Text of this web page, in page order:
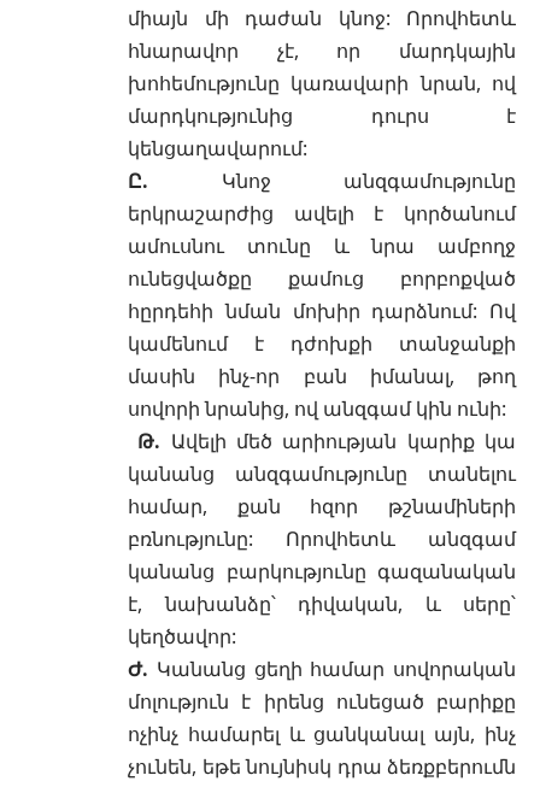
միայն մի դաժան կնոջ: Որովհետև
հնարավոր չէ, որ մարդկային
խոհեմությունը կառավարի նրան, ով
մարդկությունից դուրս է
կենցաղավարում:
Ը. Կնոջ անզգամությունը
երկրաշարժից ավելի է կործանում
ամուսնու տունը և նրա ամբողջ
ունեցվածքը քամուց բորբոքված
հըրդեհի նման մոխիր դարձնում: Ով
կամենում է դժոխքի տանջանքի
մասին ինչ-որ բան իմանալ, թող
սովորի նրանից, ով անզգամ կին ունի:
Թ. Ավելի մեծ արիության կարիք կա
կանանց անզգամությունը տանելու
համար, քան հզոր թշնամիների
բռնությունը: Որովհետև անզգամ
կանանց բարկությունը գազանական
է, նախանձը՝ դիվական, և սերը՝
կեղծավոր:
Ժ. Կանանց ցեղի համար սովորական
մոլություն է իրենց ունեցած բարիքը
ոչինչ համարել և ցանկանալ այն, ինչ
չունեն, եթե նույնիսկ դրա ձեռքբերումն